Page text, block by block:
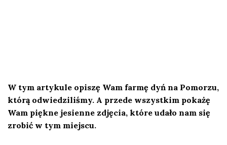
W tym artykule opiszę Wam farmę dyń na Pomorzu,
którą odwiedziliśmy. A przede wszystkim pokażę
Wam piękne jesienne zdjęcia, które udało nam się
zrobić w tym miejscu.